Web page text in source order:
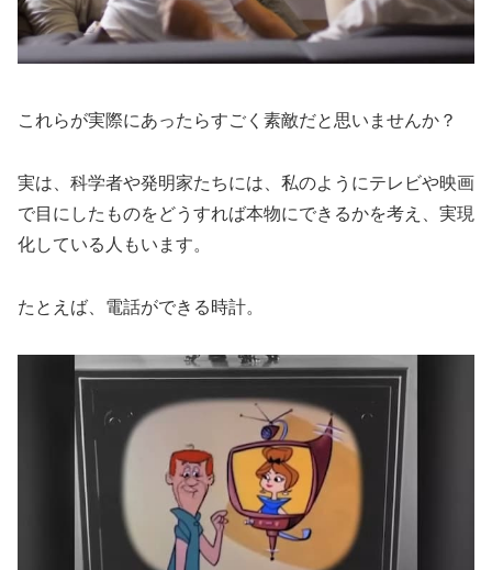
これらが実際にあったらすごく素敵だと思いませんか？
実は、科学者や発明家たちには、私のようにテレビや映画
で目にしたものをどうすれば本物にできるかを考え、実現
化している人もいます。
たとえば、電話ができる時計。